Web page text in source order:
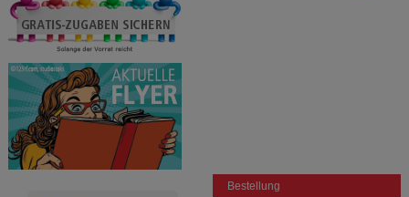
Bestellung